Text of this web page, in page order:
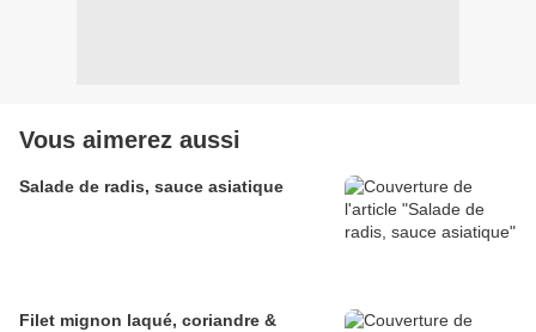
Vous aimerez aussi
Salade de radis, sauce asiatique
Filet mignon laqué, coriandre &